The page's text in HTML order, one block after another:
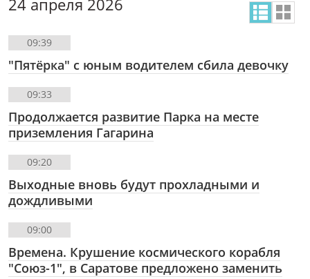
24 апреля 2026
09:39
"Пятёрка" с юным водителем сбила девочку
09:33
Продолжается развитие Парка на месте
приземления Гагарина
09:20
Выходные вновь будут прохладными и
дождливыми
09:00
Времена. Крушение космического корабля
"Союз-1", в Саратове предложено заменить